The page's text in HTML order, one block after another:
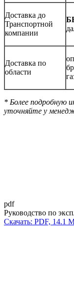
Доставка до
Транспортной
компании
Доставка по
области
* Более подробную
уточняйте у
pdf
Руководство по
Скачать: PDF, 14.1